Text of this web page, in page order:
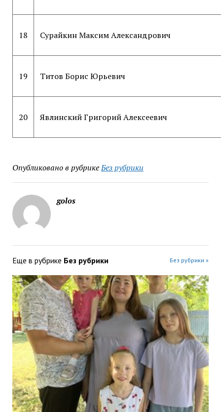
18 Сурайкин Максим Александрович
19 Титов Борис Юрьевич
20 Явлинский Григорий Алексеевич
Опубликовано в рубрикеБез рубрики
golos
Еще в рубрике Без рубрики Без рубрики »